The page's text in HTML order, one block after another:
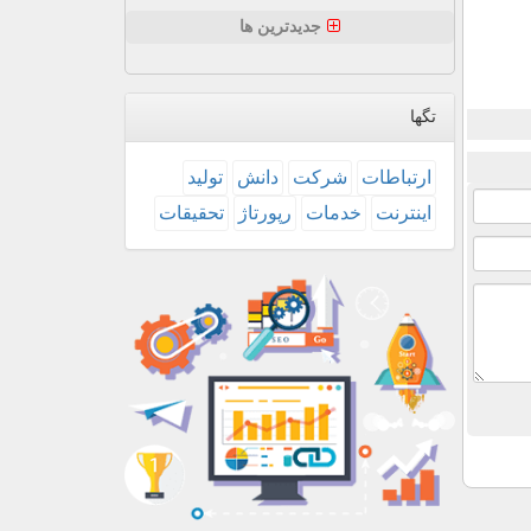
جدیدترین ها
تگها
ارتباطات شركت دانش
تولید
اینترنت
خدمات رپورتاژ تحقیقات